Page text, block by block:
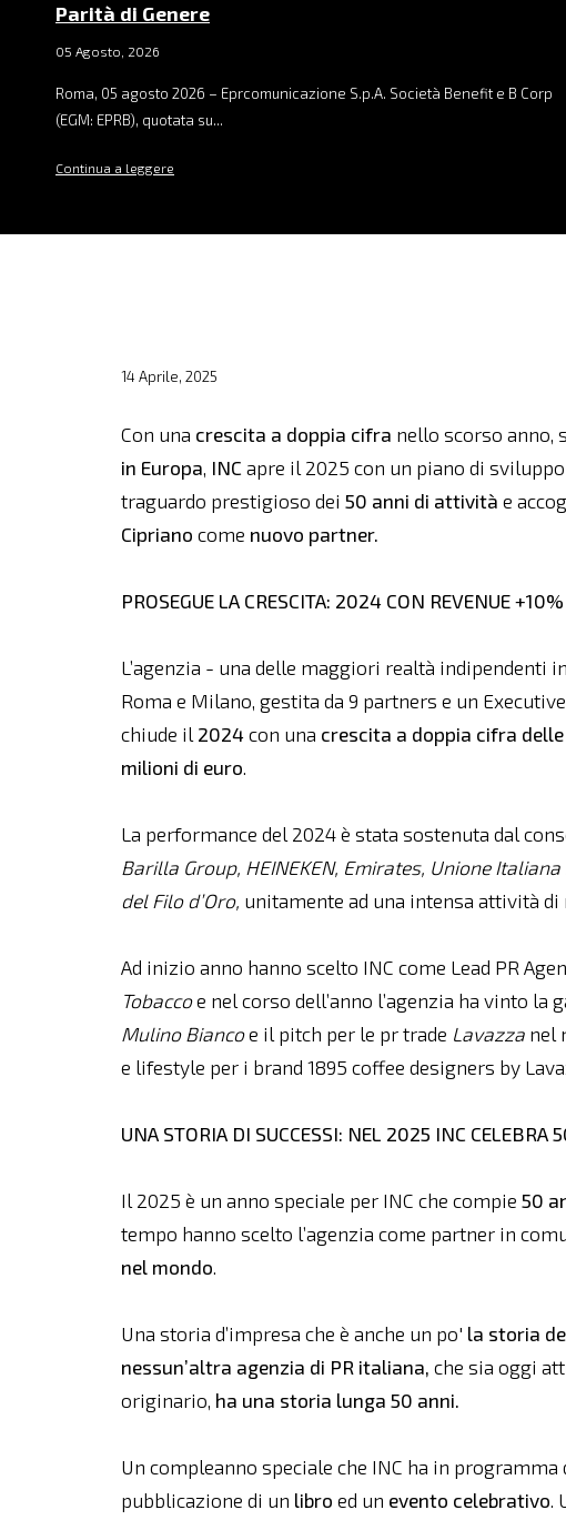
Parità di Genere
05 Agosto, 2026
Roma, 05 agosto 2026 – Eprcomunicazione S.p.A. Società Benefit e B Corp
(EGM: EPRB), quotata su...
Continua a leggere
14 Aprile, 2025
Con una crescita a doppia cifra nello scorso anno,
in Europa, INC apre il 2025 con un piano di
traguardo prestigioso dei50 anni di attività e
Ciprianocome nuovo partner.
PROSEGUE LA CRESCITA: 2024 CON REVENUE
L’agenzia - una delle maggiori realtà indipendenti
Roma e Milano, gestita da 9 partners e un
chiude il 2024con una crescita a doppia cifra
milioni di euro.
La performance del 2024 è stata sostenuta dal
Barilla Group, HEINEKEN, Emirates, Unione
del Filo d’Oro, unitamente ad una intensa attività di
Ad inizio anno hanno scelto INC come Lead PR
Tobaccoe nel corso dell’anno l’agenzia ha vinto la
Mulino Biancoe il pitch per le pr trade Lavazza nel
e lifestyle per i brand 1895 coffee designers by
UNA STORIA DI SUCCESSI: NEL 2025 INC CELEBRA
Il 2025 è un anno speciale per INC che compie50
tempo hanno scelto l’agenzia come partner in
nel mondo.
Una storia d’impresa che è anche un po' la storia
nessun’altra agenzia di PR italiana,che sia oggi
originario, ha una storia lunga 50 anni.
Un compleanno speciale che INC ha in
pubblicazione di un libroed un evento celebrativo.